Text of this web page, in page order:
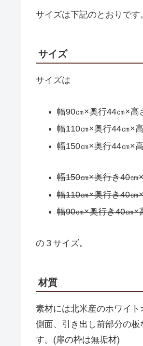
サイズは下記のとおりです
サイズ
サイズは
幅90㎝×奥行44㎝×高
幅110㎝×奥行44㎝×
幅150㎝×奥行44㎝×
幅150㎝×奥行き40㎝
幅110㎝×奥行き40㎝
幅90㎝×奥行き40㎝×
の３サイズ。
材質
素材には北米産のホワイ
側面、引き出し前部分の
す。(扉の枠は無垢材)